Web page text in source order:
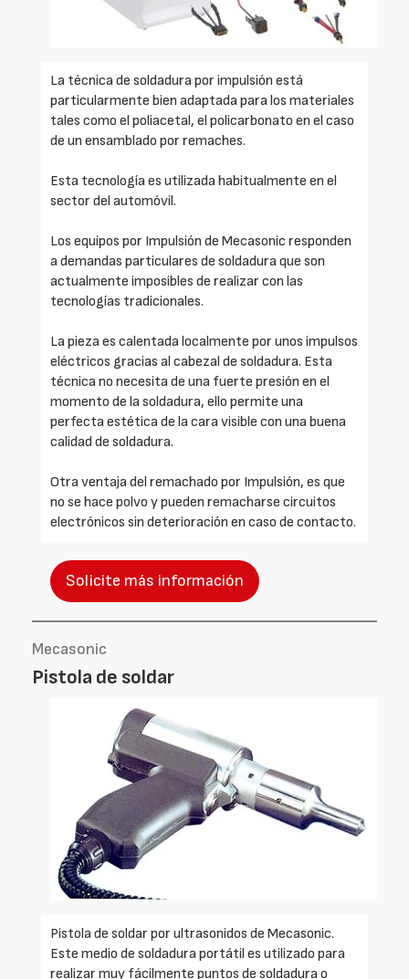
La técnica de soldadura por impulsión está
particularmente bien adaptada para los materiales
tales como el poliacetal, el policarbonato en el caso
de un ensamblado por remaches.
Esta tecnología es utilizada habitualmente en el
sector del automóvil.
Los equipos por Impulsión de Mecasonic responden
a demandas particulares de soldadura que son
actualmente imposibles de realizar con las
tecnologías tradicionales.
La pieza es calentada localmente por unos impulsos
eléctricos gracias al cabezal de soldadura. Esta
técnica no necesita de una fuerte presión en el
momento de la soldadura, ello permite una
perfecta estética de la cara visible con una buena
calidad de soldadura.
Otra ventaja del remachado por Impulsión, es que
no se hace polvo y pueden remacharse circuitos
electrónicos sin deterioración en caso de contacto.
Solicite más información
Mecasonic
Pistola de soldar
Pistola de soldar por ultrasonidos de Mecasonic.
Este medio de soldadura portátil es utilizado para
realizar muy fácilmente puntos de soldadura o